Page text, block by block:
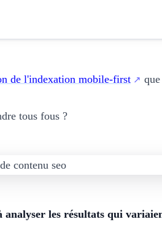
de l'indexation mobile-first
tous fous ?
analyser les résultats qui